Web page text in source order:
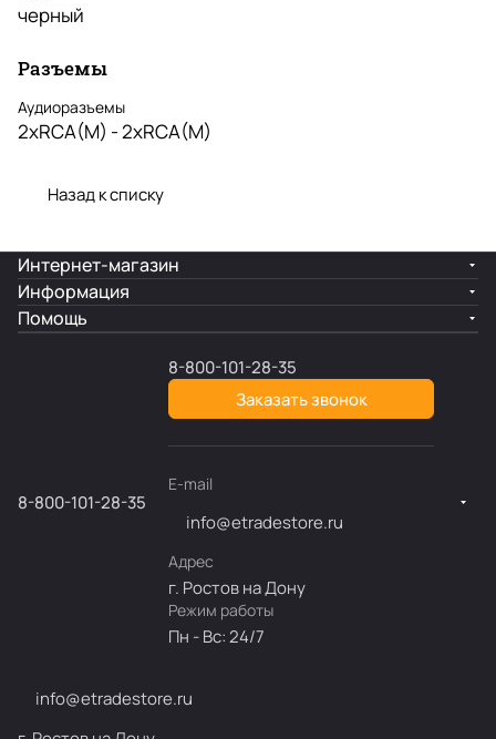
черный
Разъемы
Аудиоразъемы
2xRCA(M) - 2xRCA(M)
Назад к списку
Интернет-магазин
Информация
Помощь
8-800-101-28-35
8-800-101-28-35
Заказать звонок
E-mail
info@etradestore.ru
Адрес
г. Ростов на Дону
Режим работы
Пн - Вс: 24/7
info@etradestore.ru